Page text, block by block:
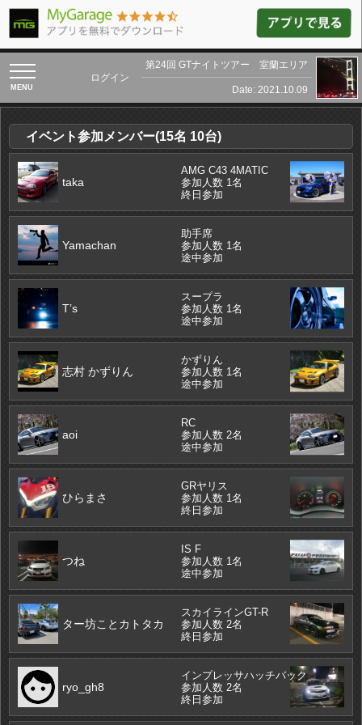
toggle
navigation
ログイン
第24回 GTナイトツアー 室蘭エリア
Date: 2021.10.09
イベント参加メンバー(15名 10台)
taka
AMG C43 4MATIC
参加人数 1名
終日参加
Yamachan
助手席
参加人数 1名
途中参加
T’s
スープラ
参加人数 1名
途中参加
志村 かずりん
かずりん
参加人数 1名
途中参加
aoi
RC
参加人数 2名
途中参加
ひらまさ
GRヤリス
参加人数 1名
終日参加
つね
IS F
参加人数 1名
途中参加
ター坊ことカトタカ
スカイラインGT-R
参加人数 2名
終日参加
ryo_gh8
インプレッサハッチバック
参加人数 2名
終日参加